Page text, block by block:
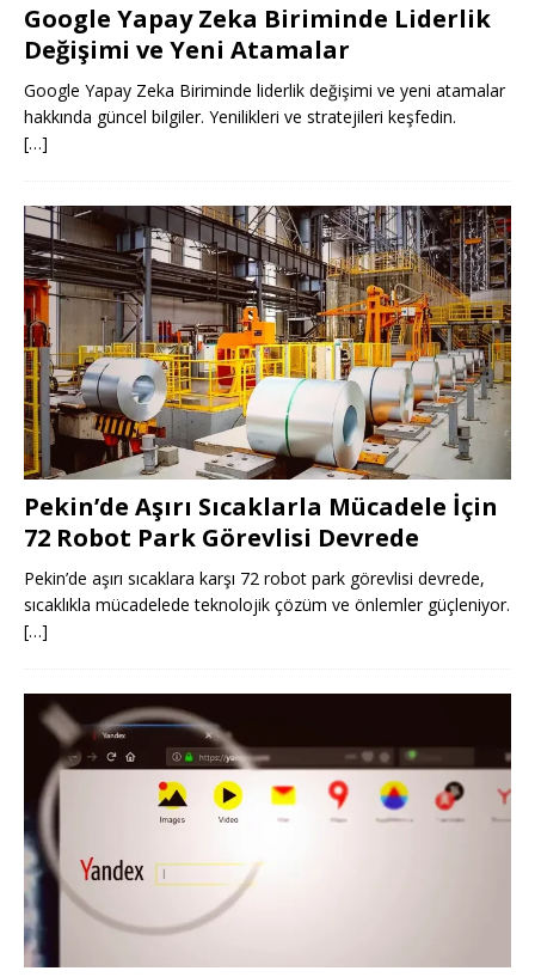
Google Yapay Zeka Biriminde Liderlik
Değişimi ve Yeni Atamalar
Google Yapay Zeka Biriminde liderlik değişimi ve yeni atamalar
hakkında güncel bilgiler. Yenilikleri ve stratejileri keşfedin.
[…]
Pekin’de Aşırı Sıcaklarla Mücadele İçin
72 Robot Park Görevlisi Devrede
Pekin’de aşırı sıcaklara karşı 72 robot park görevlisi devrede,
sıcaklıkla mücadelede teknolojik çözüm ve önlemler güçleniyor.
[…]